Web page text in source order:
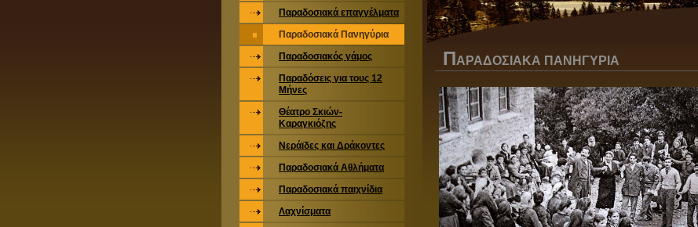
ΠΑΡΑΔΟΣΙΑΚΆ ΠΑΝΗΓΎΡΙΑ
Παραδοσιακά επαγγέλματα
Παραδοσιακά Πανηγύρια
Παραδοσιακός γάμος
Παραδόσεις για τους 12
Μήνες
Θέατρο Σκιών-
Καραγκιόζης
Νεράϊδες και Δράκοντες
Παραδοσιακά Αθλήματα
Παραδοσιακά παιχνίδια
Λαχνίσματα